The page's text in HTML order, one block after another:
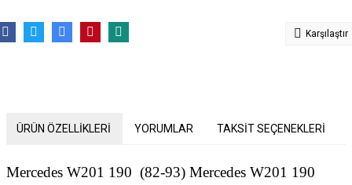
Karşılaştır
ÜRÜN ÖZELLİKLERİ YORUMLAR TAKSİT SEÇENEKLERİ
Mercedes W201 190 (82-93) Mercedes W201 190